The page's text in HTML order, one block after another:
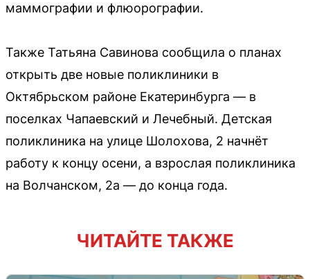
маммографии и флюорографии.
Также Татьяна Савинова сообщила о планах
открыть две новые поликлиники в
Октябрьском районе Екатеринбурга — в
поселках Чапаевский и Лечебный. Детская
поликлиника на улице Шолохова, 2 начнёт
работу к концу осени, а взрослая поликлиника
на Волчанском, 2а — до конца года.
ЧИТАЙТЕ ТАКЖЕ